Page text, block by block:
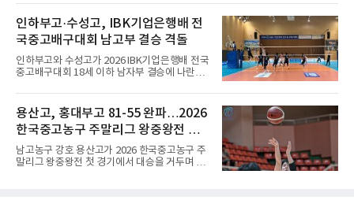
왕조실록에서 반상(盤上)은 확인되지만,
준환(서울시청), 서민규, 김현겸과 여자 싱글 김
채연, 김유재, 이해인, 신지아, 김유성, 윤서진,
윤아선, 김서영, 유영이다.이 가운데 차준환과
서민규, 김채연, 김유재, 이해인, 신지아 6명은 2
개 대회에 초청됐고 나머지는 한 차례만 나선다.
시리즈는 6개 대회로 치러지며 합산 성적 상위 6
명이 그랑프리 파이널에 오른다.차준환은 3차
됐다. 밀라노·코르티나담페초 동계 올림픽에서
한국 남자 싱글 역대 최고
인하부고·수성고, IBK기업은행배 전
국중고배구대회 남고부 결승 격돌
인하부고와 수성고가 2026 IBK기업은행배 전국
중고배구대회 18세 이하 남자부 결승에 나란히
하부고는 5일 충북 제천실내체육관에서 열린 대
회 남자 18세 이하부 준결승에서 남성고를 세트
스코어 3-1(25-17, 17-25, 25-21, 25-17)로 꺾
고 결승행 티켓을 따냈다. 인하부고는 높은 공격
성공률을 앞세워 경기 주도권을 잡으며 승리를
거뒀다.수성고도 준결승에서 속초고를 상대로
안정된 조직력을 바탕으로 3-1(25-23, 25-16,
용산고, 홍대부고 81-55 완파…2026
한국중고농구 주말리그 왕중왕전 첫
승 신고
남고농구 강호 용산고가 2026 한국중고농구 주
말리그 왕중왕전 첫 경기에서 대승을 거두며 순